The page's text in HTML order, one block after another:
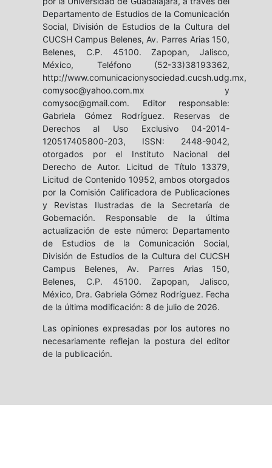
Departamento de Estudios de la Comunicación
Social, División de Estudios de la Cultura del
CUCSH Campus Belenes, Av. Parres Arias 150,
Belenes, C.P. 45100. Zapopan, Jalisco,
México, Teléfono (52-33)38193362,
http://www.comunicacionysociedad.cucsh.udg.mx,
comysoc@yahoo.com.mx y
comysoc@gmail.com. Editor responsable:
Gabriela Gómez Rodríguez. Reservas de
Derechos al Uso Exclusivo 04-2014-
120517405800-203, ISSN: 2448-9042,
otorgados por el Instituto Nacional del
Derecho de Autor. Licitud de Título 13379,
Licitud de Contenido 10952, ambos otorgados
por la Comisión Calificadora de Publicaciones
y Revistas Ilustradas de la Secretaría de
Gobernación. Responsable de la última
actualización de este número: Departamento
de Estudios de la Comunicación Social,
División de Estudios de la Cultura del CUCSH
Campus Belenes, Av. Parres Arias 150,
Belenes, C.P. 45100. Zapopan, Jalisco,
México, Dra. Gabriela Gómez Rodríguez. Fecha
de la última modificación: 8 de julio de 2026.
Las opiniones expresadas por los autores no
necesariamente reflejan la postura del editor
de la publicación.